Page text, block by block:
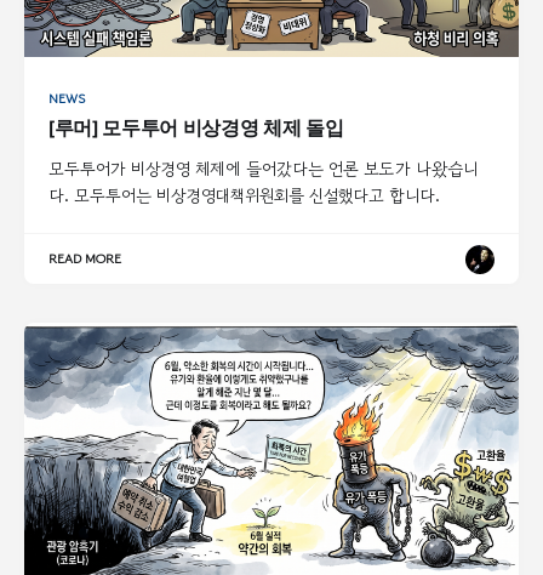
NEWS
[루머] 모두투어 비상경영 체제 돌입
모두투어가 비상경영 체제에 들어갔다는 언론 보도가 나왔습니
다. 모두투어는 비상경영대책위원회를 신설했다고 합니다.
READ MORE